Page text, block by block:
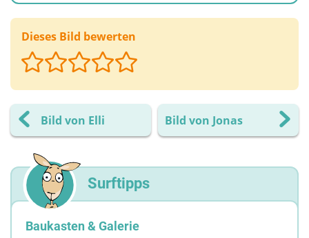
Dieses Bild bewerten
Bild von Elli Bild von Jonas
Surftipps
Baukasten & Galerie